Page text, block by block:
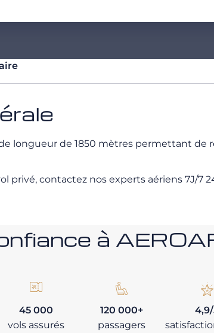
longueur de 1850 mètres permettant de
privé, contactez nos experts aériens 7J/7
à
45 000
vols assurés
120 000+
passagers